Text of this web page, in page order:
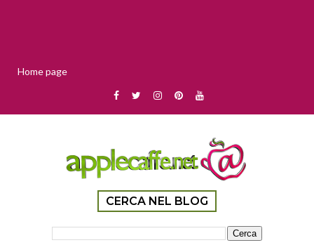
Home page
CERCA NEL BLOG